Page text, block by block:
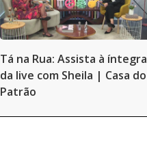
Tá na Rua: Assista à íntegra
da live com Sheila | Casa do
Patrão